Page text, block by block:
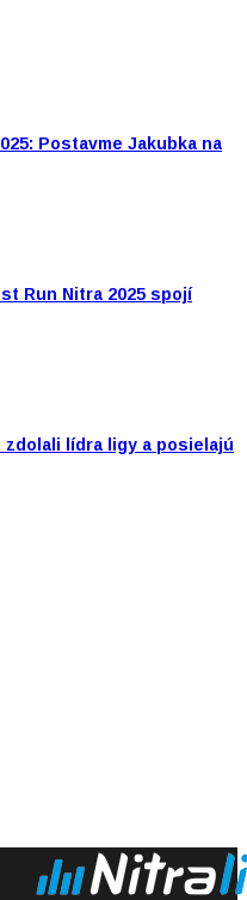
Postavme Jakubka na
Run Nitra 2025 spojí
lídra ligy a posielajú